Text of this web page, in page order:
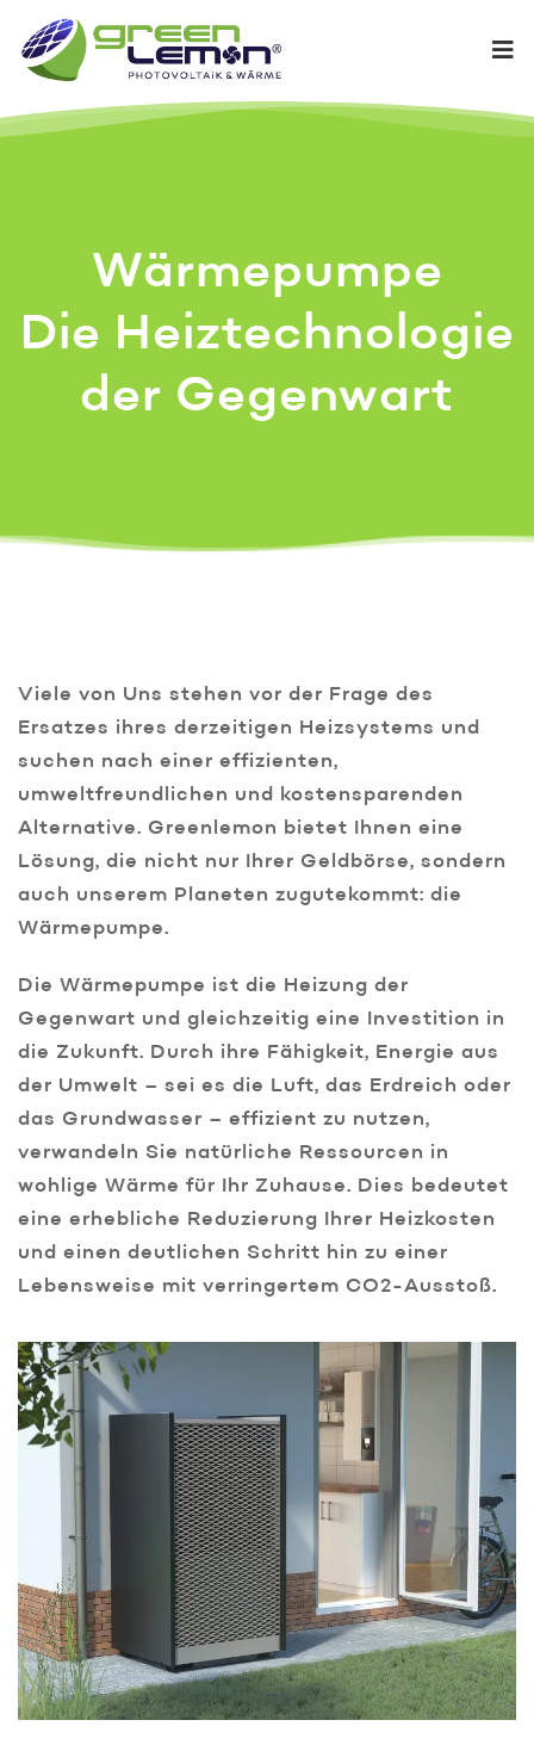
Wärmepumpe
Die Heiztechnologie
der Gegenwart
Viele von Uns stehen vor der Frage des
Ersatzes ihres derzeitigen Heizsystems und
suchen nach einer effizienten,
umweltfreundlichen und kostensparenden
Alternative. Greenlemon bietet Ihnen eine
Lösung, die nicht nur Ihrer Geldbörse, sondern
auch unserem Planeten zugutekommt: die
Wärmepumpe.
Die Wärmepumpe ist die Heizung der
Gegenwart und gleichzeitig eine Investition in
die Zukunft. Durch ihre Fähigkeit, Energie aus
der Umwelt – sei es die Luft, das Erdreich oder
das Grundwasser – effizient zu nutzen,
verwandeln Sie natürliche Ressourcen in
wohlige Wärme für Ihr Zuhause. Dies bedeutet
eine erhebliche Reduzierung Ihrer Heizkosten
und einen deutlichen Schritt hin zu einer
Lebensweise mit verringertem CO2-Ausstoß.